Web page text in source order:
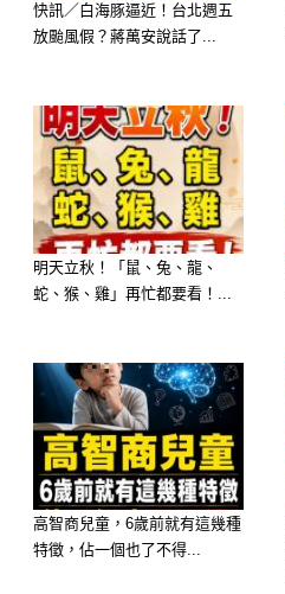
快訊／白海豚逼近！台北週五
放颱風假？蔣萬安說話了...
明天立秋！「鼠、兔、龍、
蛇、猴、雞」再忙都要看！...
高智商兒童，6歲前就有這幾種
特徵，佔一個也了不得...